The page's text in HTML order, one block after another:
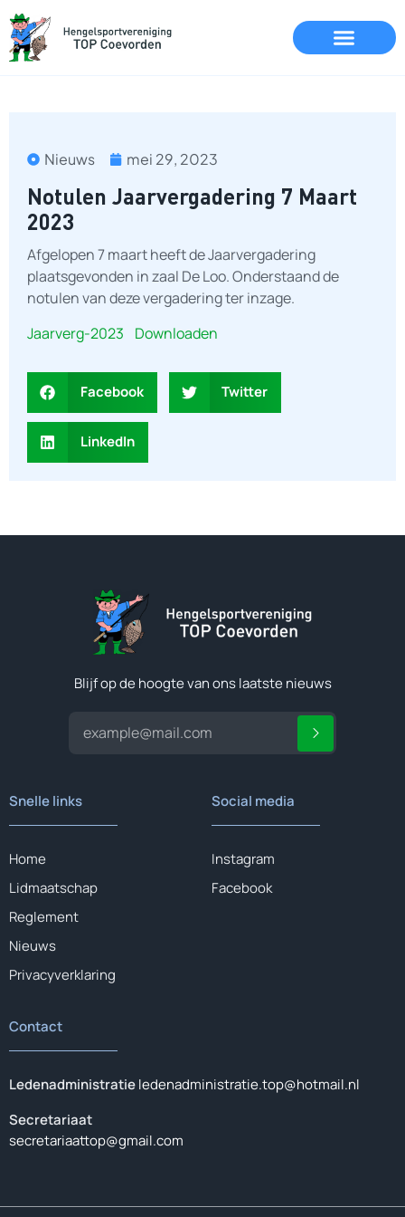
Nieuws mei 29, 2023
Notulen Jaarvergadering 7 Maart
2023
Afgelopen 7 maart heeft de Jaarvergadering
plaatsgevonden in zaal De Loo. Onderstaand de
notulen van deze vergadering ter inzage.
Jaarverg-2023
Downloaden
Facebook Twitter
LinkedIn
Blijf op de hoogte van ons laatste nieuws
Snelle links
Home
Lidmaatschap
Reglement
Nieuws
Privacyverklaring
Social media
Instagram
Facebook
Contact
Ledenadministratieledenadministratie.top@hotmail.nl
Secretariaat
secretariaattop@gmail.com